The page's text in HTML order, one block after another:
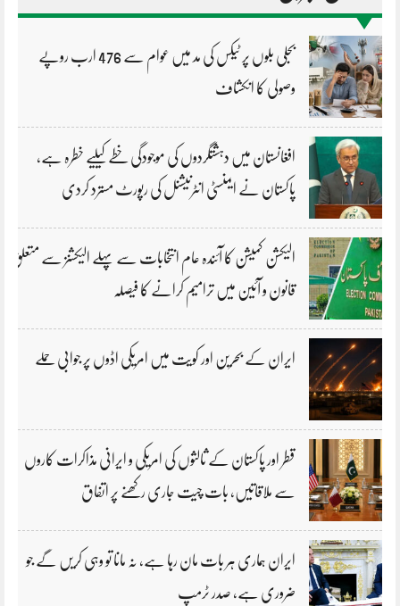
بجلی بلوں پر ٹیکس کی مد میں عوام سے 476 ارب روپے
وصولی کا انکشاف
افغانستان میں دہشتگردوں کی موجودگی خطے کیلیے خطرہ ہے،
پاکستان نے ایمنسٹی انٹرنیشنل کی رپورٹ مسترد کردی
الیکشن کمیشن کا آئندہ عام انتخابات سے پہلے الیکشنز سے متعلق
قانون و آئین میں ترامیم کرانے کا فیصلہ
ایران کے بحرین اور کویت میں امریکی اڈوں پر جوابی حملے
قطر اور پاکستان کے ثالثوں کی امریکی و ایرانی مذاکرات کاروں
سے ملاقاتیں، بات چیت جاری رکھنے پر اتفاق
ایران ہماری ہر بات مان رہا ہے، نہ مانا تو وہی کریں گے جو
ضروری ہے، صدر ٹرمپ